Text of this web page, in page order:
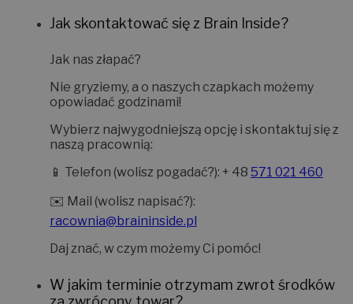
Jak skontaktować się z Brain Inside?
Jak nas złapać?
Nie gryziemy, a o naszych czapkach możemy
opowiadać godzinami!
Wybierz najwygodniejszą opcję i skontaktuj się z
naszą pracownią:
📱 Telefon (wolisz pogadać?): + 48 571 021 460
✉️ Mail (wolisz napisać?):
racownia@braininside.pl
Daj znać, w czym możemy Ci pomóc!
W jakim terminie otrzymam zwrot środków